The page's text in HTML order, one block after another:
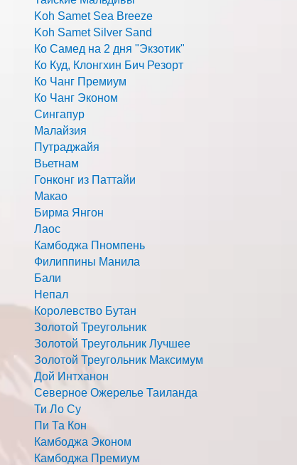
Koh Samet Sea Breeze
Koh Samet Silver Sand
Ко Самед на 2 дня "Экзотик"
Ко Куд, Клонгхин Бич Резорт
Ко Чанг Премиум
Ко Чанг Эконом
Сингапур
Малайзия
Путраджайя
Вьетнам
Гонконг из Паттайи
Макао
Бирма Янгон
Лаос
Камбоджа Пномпень
Филиппины Манила
Бали
Непал
Королевство Бутан
Золотой Треугольник
Золотой Треугольник Лучшее
Золотой Треугольник Максимум
Дой Интханон
Северное Ожерелье Таиланда
Ти Ло Су
Пи Та Кон
Камбоджа Эконом
Камбоджа Премиум